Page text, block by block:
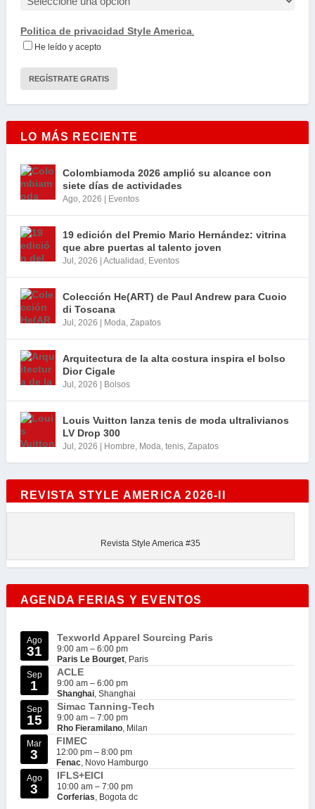
Politica de privacidad Style America.
He leído y acepto
LO MÁS RECIENTE
Colombiamoda 2026 amplió su alcance con
siete días de actividades
Ago, 2026 Eventos
19 edición del Premio Mario Hernández: vitrina
que abre puertas al talento joven
Jul, 2026 Actualidad , Eventos
Colección He(ART) de Paul Andrew para Cuoio
di Toscana
Jul, 2026 Moda, Zapatos
Arquitectura de la alta costura inspira el bolso
Dior Cigale
Jul, 2026 Bolsos
Louis Vuitton lanza tenis de moda ultralivianos
LV Drop 300
Jul, 2026 Hombre, Moda, tenis, Zapatos
REVISTA STYLE AMERICA 2026-II
Revista Style America #35
AGENDA FERIAS Y EVENTOS
Ago
31
Texworld Apparel Sourcing Paris
9:00 am – 6:00 pm
Paris Le Bourget, Paris
Sep
1
ACLE
9:00 am – 6:00 pm
Shanghai, Shanghai
Sep
15
Simac Tanning-Tech
9:00 am – 7:00 pm
Rho Fieramilano, Milan
Mar
3
FIMEC
12:00 pm – 8:00 pm
Fenac, Novo Hamburgo
Ago
3
IFLS+EICI
10:00 am – 7:00 pm
Corferias, Bogota dc